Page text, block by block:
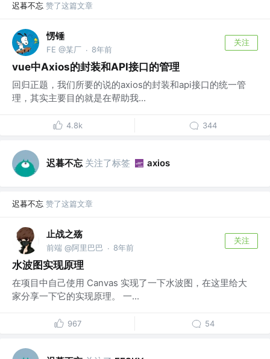
迟暮不忘 赞了这篇文章
愣锤
FE @某厂 · 8年前
关注
vue中Axios的封装和API接口的管理
回归正题，我们所要的说的axios的封装和api接口的统一管
理，其实主要目的就是在帮助我...
4.8k 344
迟暮不忘 关注了标签 axios
迟暮不忘 赞了这篇文章
止战之殇
前端 @阿里巴巴 · 8年前
关注
水波图实现原理
在项目中自己使用 Canvas 实现了一下水波图，在这里给大
家分享一下它的实现原理。 一...
967 54